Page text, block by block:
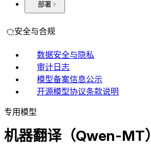
部署
安全与合规
数据安全与隐私
审计日志
模型备案信息公示
开源模型协议条款说明
专用模型
机器翻译（Qwen-MT）